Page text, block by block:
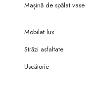
Mașină de spălat vase
Mobilat lux
Străzi asfaltate
Uscătorie